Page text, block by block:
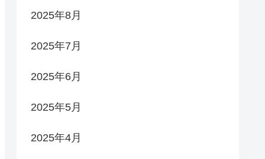
2025年8月
2025年7月
2025年6月
2025年5月
2025年4月